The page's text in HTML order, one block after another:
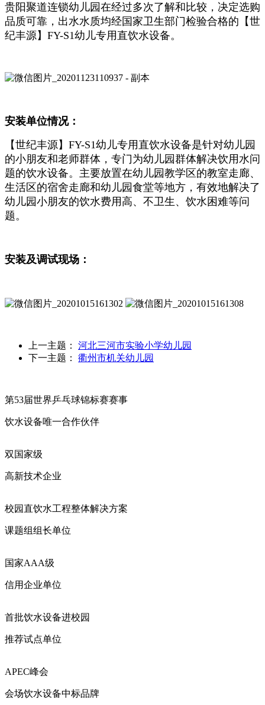
贵阳聚道连锁幼儿园在经过多次了解和比较，决定选购
品质可靠，出水水质均经国家卫生部门检验合格的【世
纪丰源】FY-S1幼儿专用直饮水设备。
安装单位情况：
【世纪丰源】FY-S1幼儿专用直饮水设备是针对幼儿园
的小朋友和老师群体，专门为幼儿园群体解决饮用水问
题的饮水设备。主要放置在幼儿园教学区的教室走廊、
生活区的宿舍走廊和幼儿园食堂等地方，有效地解决了
幼儿园小朋友的饮水费用高、不卫生、饮水困难等问
题。
安装及调试现场：
上一主题： 河北三河市实验小学幼儿园
下一主题： 衢州市机关幼儿园
第53届世界乒乓球锦标赛赛事
饮水设备唯一合作伙伴
双国家级
高新技术企业
校园直饮水工程整体解决方案
课题组组长单位
国家AAA级
信用企业单位
首批饮水设备进校园
推荐试点单位
APEC峰会
会场饮水设备中标品牌